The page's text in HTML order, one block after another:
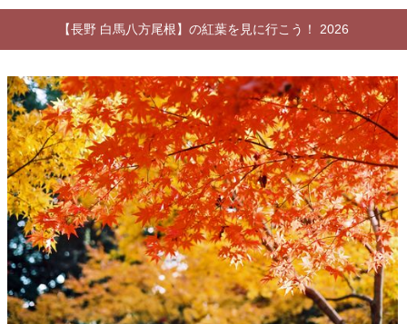
【長野 白馬八方尾根】の紅葉を見に行こう！ 2026